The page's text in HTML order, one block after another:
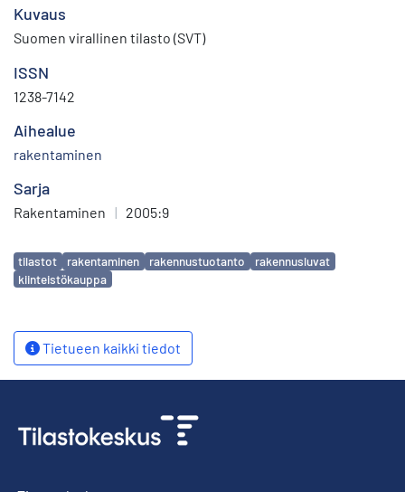
Kuvaus
Suomen virallinen tilasto (SVT)
ISSN
1238-7142
Aihealue
rakentaminen
Sarja
Rakentaminen | 2005:9
Avainsanat
tilastot rakentaminen rakennustuotanto
rakennusluvat
kiinteistökauppa
Tietueen kaikki tiedot